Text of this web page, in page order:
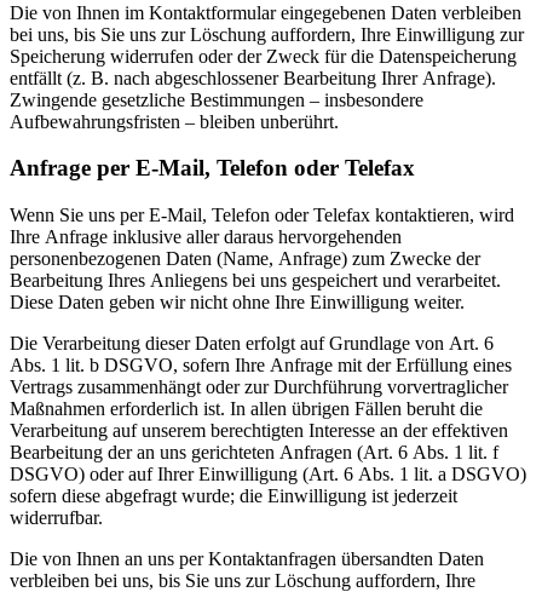
Die von Ihnen im Kontaktformular eingegebenen Daten verbleiben
bei uns, bis Sie uns zur Löschung auffordern, Ihre Einwilligung zur
Speicherung widerrufen oder der Zweck für die Datenspeicherung
entfällt (z. B. nach abgeschlossener Bearbeitung Ihrer Anfrage).
Zwingende gesetzliche Bestimmungen – insbesondere
Aufbewahrungsfristen – bleiben unberührt.
Anfrage per E-Mail, Telefon oder Telefax
Wenn Sie uns per E-Mail, Telefon oder Telefax kontaktieren, wird
Ihre Anfrage inklusive aller daraus hervorgehenden
personenbezogenen Daten (Name, Anfrage) zum Zwecke der
Bearbeitung Ihres Anliegens bei uns gespeichert und verarbeitet.
Diese Daten geben wir nicht ohne Ihre Einwilligung weiter.
Die Verarbeitung dieser Daten erfolgt auf Grundlage von Art. 6
Abs. 1 lit. b DSGVO, sofern Ihre Anfrage mit der Erfüllung eines
Vertrags zusammenhängt oder zur Durchführung vorvertraglicher
Maßnahmen erforderlich ist. In allen übrigen Fällen beruht die
Verarbeitung auf unserem berechtigten Interesse an der effektiven
Bearbeitung der an uns gerichteten Anfragen (Art. 6 Abs. 1 lit. f
DSGVO) oder auf Ihrer Einwilligung (Art. 6 Abs. 1 lit. a DSGVO)
sofern diese abgefragt wurde; die Einwilligung ist jederzeit
widerrufbar.
Die von Ihnen an uns per Kontaktanfragen übersandten Daten
verbleiben bei uns, bis Sie uns zur Löschung auffordern, Ihre